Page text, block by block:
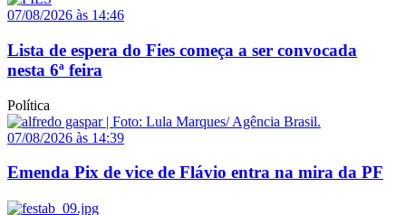
07/08/2026 às 14:46
Lista de espera do Fies começa a ser convocada
nesta 6ª feira
Política
07/08/2026 às 14:39
Emenda Pix de vice de Flávio entra na mira da PF